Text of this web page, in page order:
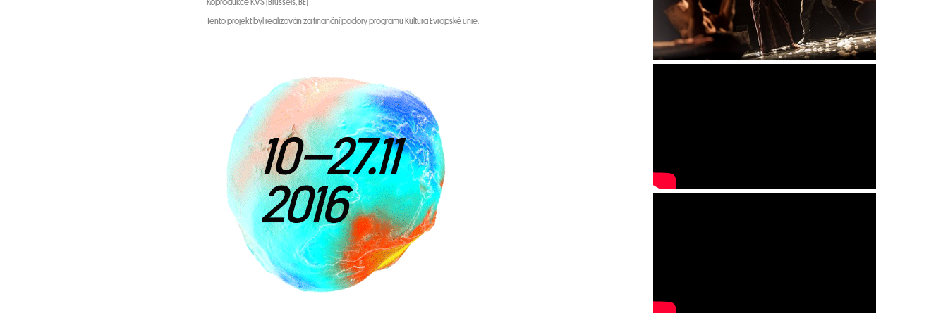
Koprodukce KVS (Brussels, BE)
Tento projekt byl realizován za finanční podory programu Kultura Evropské unie.